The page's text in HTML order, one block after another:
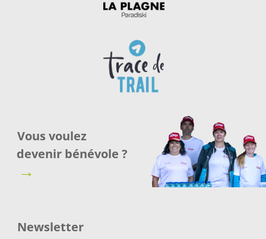
Vous voulez
devenir bénévole ?
→
Newsletter